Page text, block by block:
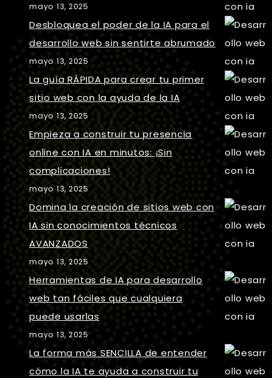
mayo 13, 2025
Desbloquea el poder de la IA para el
desarrollo web sin sentirte abrumado
mayo 13, 2025
La guía RÁPIDA para crear tu primer
sitio web con la ayuda de la IA
mayo 13, 2025
Empieza a construir tu presencia
online con IA en minutos: ¡Sin
complicaciones!
mayo 13, 2025
Domina la creación de sitios web con
IA sin conocimientos técnicos
AVANZADOS
mayo 13, 2025
Herramientas de IA para desarrollo
web tan fáciles que cualquiera
puede usarlas
mayo 13, 2025
La forma más SENCILLA de entender
cómo la IA te ayuda a construir tu